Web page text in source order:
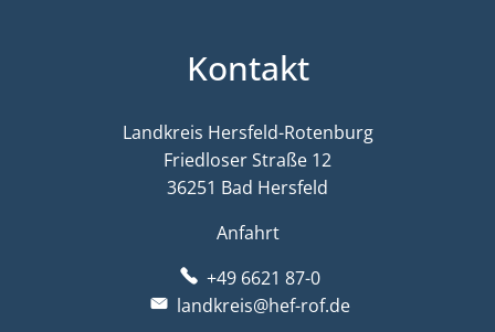
Kontakt
Landkreis Hersfeld-Rotenburg
Friedloser Straße 12
36251 Bad Hersfeld
Anfahrt
+49 6621 87-0
landkreis@hef-rof.de